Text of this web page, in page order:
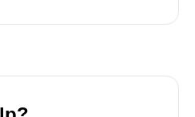
Weiß-Symbole: